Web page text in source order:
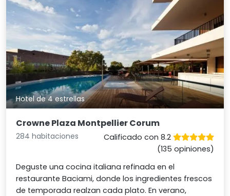
Hotel de 4 estrellas
Crowne Plaza Montpellier Corum
284 habitaciones
Calificado con 8.2
(135 opiniones)
Deguste una cocina italiana refinada en el
restaurante Baciami, donde los ingredientes frescos
de temporada realzan cada plato. En verano,